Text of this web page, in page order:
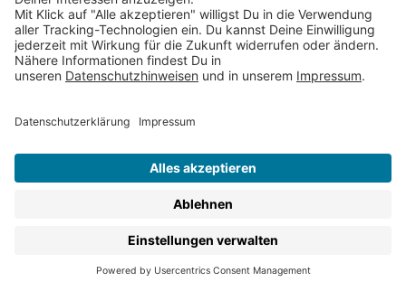
Bilderbücher:Lustige Abenteuer erwarten Euch
z.B. mit unseren BilderbuchheldenDr. Brummund
dem Kleinen Rabe Socke.
Bilderbücher mit Augenzwinkern, an denen auch
Persiflagen von Sebastian Meschenmoser
was tun Erwachsene nie oder Sie kommen
Kinderbuchklassiker:Lustige
Geschichten, die Kinder schon seit Generationen
Otfried PreußlerundMax Kruse
Ralph Caspers